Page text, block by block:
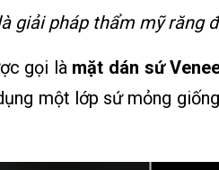
giải pháp thẩm mỹ răng
gọi là mặt dán sứ
một lớp sứ mỏng